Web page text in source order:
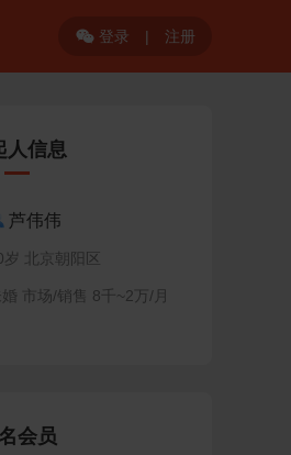
登录 | 注册
人信息
芦伟伟
岁 北京朝阳区
婚 市场/销售 8千~2万/月
会员